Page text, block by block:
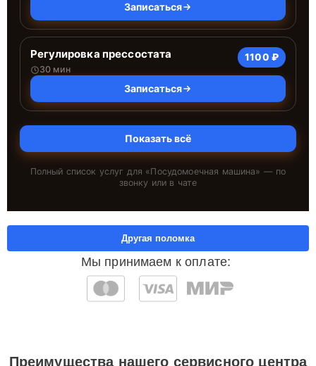
Записаться
Регулировка прессостата
30 мин
1100 ₽
Записаться
Показать всё
Полный список услуг для «Посудомоечная машина» — по
звонку или в чате
Мы принимаем к оплате:
Другая поломка
Преимущества нашего сервисного центра